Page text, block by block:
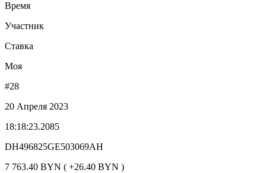
Время
Участник
Ставка
Моя
#28
20 Апреля 2023
18:18:23.2085
DH496825GE503069AH
7 763.40 BYN ( +26.40 BYN )